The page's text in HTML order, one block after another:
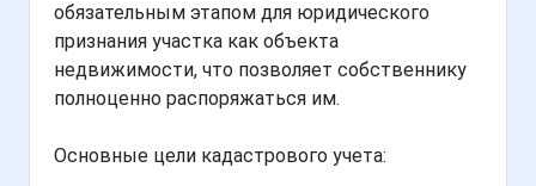
обязательным этапом для юридического
признания участка как объекта
недвижимости, что позволяет собственнику
полноценно распоряжаться им.
Основные цели кадастрового учета: